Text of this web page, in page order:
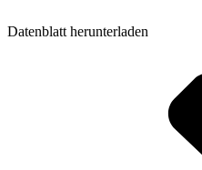
Datenblatt herunterladen